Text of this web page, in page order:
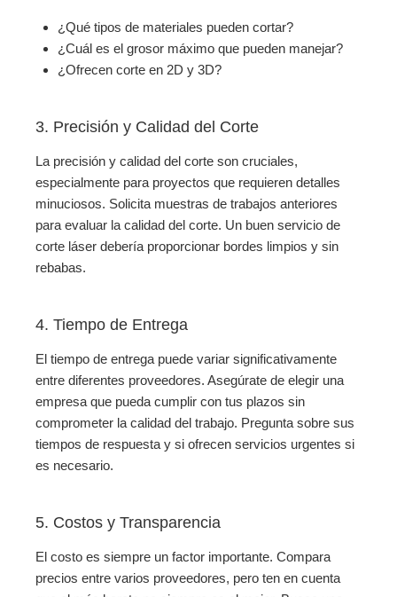
¿Qué tipos de materiales pueden cortar?
¿Cuál es el grosor máximo que pueden manejar?
¿Ofrecen corte en 2D y 3D?
3. Precisión y Calidad del Corte
La precisión y calidad del corte son cruciales,
especialmente para proyectos que requieren detalles
minuciosos. Solicita muestras de trabajos anteriores
para evaluar la calidad del corte. Un buen servicio de
corte láser debería proporcionar bordes limpios y sin
rebabas.
4. Tiempo de Entrega
El tiempo de entrega puede variar significativamente
entre diferentes proveedores. Asegúrate de elegir una
empresa que pueda cumplir con tus plazos sin
comprometer la calidad del trabajo. Pregunta sobre sus
tiempos de respuesta y si ofrecen servicios urgentes si
es necesario.
5. Costos y Transparencia
El costo es siempre un factor importante. Compara
precios entre varios proveedores, pero ten en cuenta